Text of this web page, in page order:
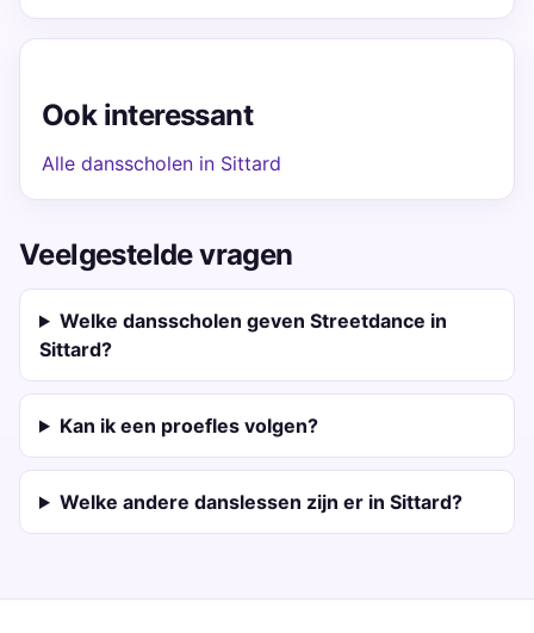
Ook interessant
Alle dansscholen in Sittard
Veelgestelde vragen
Welke dansscholen geven Streetdance in
Sittard?
Kan ik een proefles volgen?
Welke andere danslessen zijn er in Sittard?